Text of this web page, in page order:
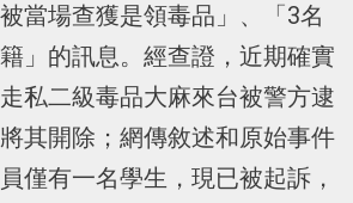
當場查獲是領毒品」、「3名
」的訊息。經查證，近期確實
私二級毒品大麻來台被警方逮
其開除；網傳敘述和原始事件
僅有一名學生，現已被起訴，